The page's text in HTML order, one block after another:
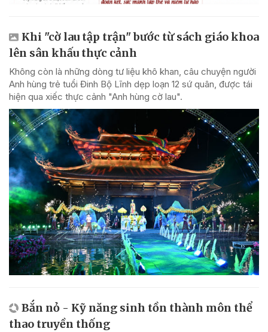
Khi "cờ lau tập trận" bước từ sách giáo khoa
lên sân khấu thực cảnh
Không còn là những dòng tư liệu khô khan, câu chuyện người
Anh hùng trẻ tuổi Đinh Bộ Lĩnh dẹp loạn 12 sứ quân, được tái
hiện qua xiếc thực cảnh "Anh hùng cờ lau".
Bắn nỏ - Kỹ năng sinh tồn thành môn thể
thao truyền thống